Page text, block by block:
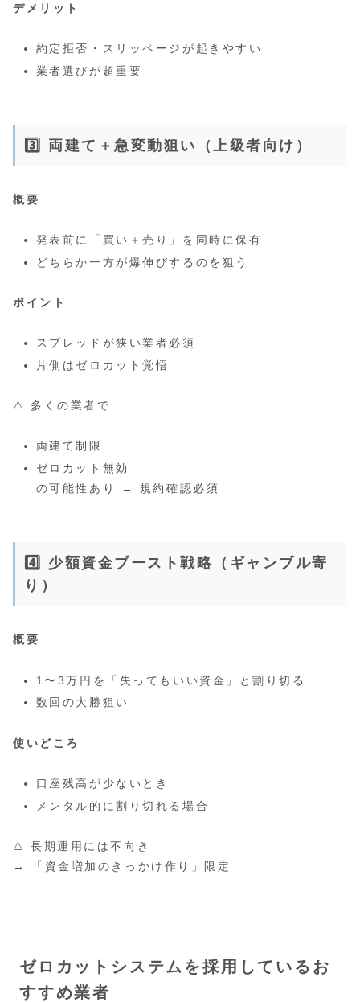
デメリット
約定拒否・スリッページが起きやすい
業者選びが超重要
3️⃣ 両建て＋急変動狙い（上級者向け）
概要
発表前に「買い＋売り」を同時に保有
どちらか一方が爆伸びするのを狙う
ポイント
スプレッドが狭い業者必須
片側はゼロカット覚悟
⚠️ 多くの業者で
両建て制限
ゼロカット無効
の可能性あり → 規約確認必須
4️⃣ 少額資金ブースト戦略（ギャンブル寄
り）
概要
1〜3万円を「失ってもいい資金」と割り切る
数回の大勝狙い
使いどころ
口座残高が少ないとき
メンタル的に割り切れる場合
⚠️ 長期運用には不向き
→ 「資金増加のきっかけ作り」限定
ゼロカットシステムを採用しているお
すすめ業者